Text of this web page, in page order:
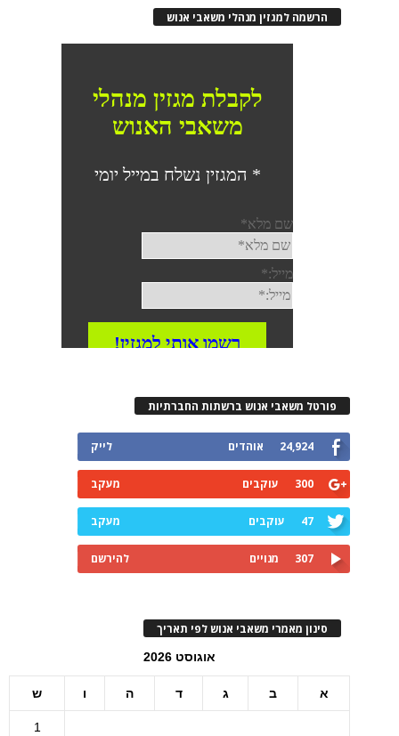
הרשמה למגזין מנהלי משאבי אנוש
פורטל משאבי אנוש ברשתות החברתיות
24,924 אוהדים לייק
300 עוקבים מעקב
47 עוקבים מעקב
307 מנויים להירשם
סינון מאמרי משאבי אנוש לפי תאריך
אוגוסט 2026
א ב ג ד ה ו ש
1